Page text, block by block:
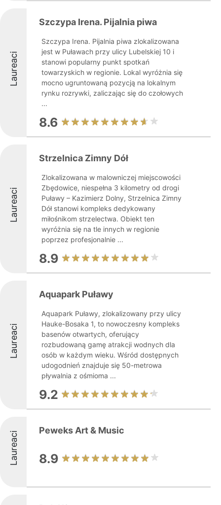
Laureaci
Szczypa Irena. Pijalnia piwa
Szczypa Irena. Pijalnia piwa zlokalizowana
jest w Puławach przy ulicy Lubelskiej 10 i
stanowi popularny punkt spotkań
towarzyskich w regionie. Lokal wyróżnia się
mocno ugruntowaną pozycją na lokalnym
rynku rozrywki, zaliczając się do czołowych
...
8.6
Laureaci
Strzelnica Zimny Dół
Zlokalizowana w malowniczej miejscowości
Zbędowice, niespełna 3 kilometry od drogi
Puławy – Kazimierz Dolny, Strzelnica Zimny
Dół stanowi kompleks dedykowany
miłośnikom strzelectwa. Obiekt ten
wyróżnia się na tle innych w regionie
poprzez profesjonalnie ...
8.9
Laureaci
Aquapark Puławy
Aquapark Puławy, zlokalizowany przy ulicy
Hauke-Bosaka 1, to nowoczesny kompleks
basenów otwartych, oferujący
rozbudowaną gamę atrakcji wodnych dla
osób w każdym wieku. Wśród dostępnych
udogodnień znajduje się 50-metrowa
pływalnia z ośmioma ...
9.2
Laureaci Peweks Art & Music
8.9